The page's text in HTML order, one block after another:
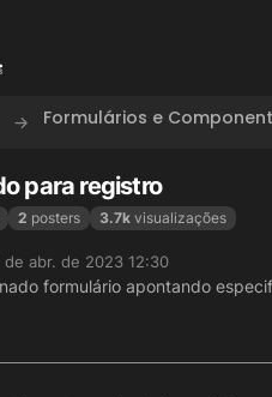
Formulários e
para registro
2 posters 3.7k visualizações
de abr. de 2023 12:30
formulário apontando